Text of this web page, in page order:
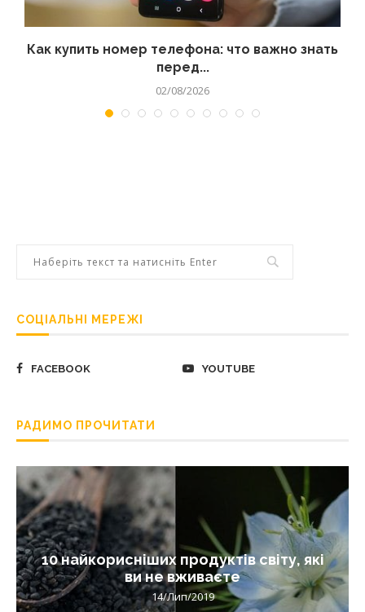
Как купить номер телефона: что важно знать
перед...
02/08/2026
СОЦІАЛЬНІ МЕРЕЖІ
FACEBOOK YOUTUBE
РАДИМО ПРОЧИТАТИ
10 найкорисніших продуктів світу, які
ви не вживаєте
14/Лип/2019